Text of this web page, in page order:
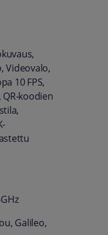
Videovalo,
10 FPS,
koodien
Galileo,